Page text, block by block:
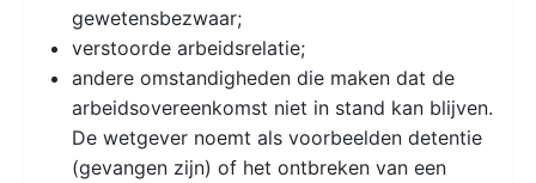
gewetensbezwaar;
verstoorde arbeidsrelatie;
andere omstandigheden die maken dat de
arbeidsovereenkomst niet in stand kan blijven.
De wetgever noemt als voorbeelden detentie
(gevangen zijn) of het ontbreken van een